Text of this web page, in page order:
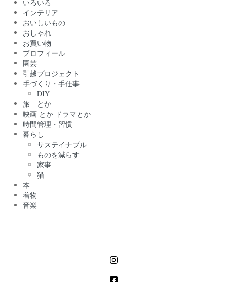
いろいろ
インテリア
おいしいもの
おしゃれ
お買い物
プロフィール
園芸
引越プロジェクト
手づくり・手仕事
DIY
旅 とか
映画 とか ドラマとか
時間管理・習慣
暮らし
サステイナブル
ものを減らす
家事
猫
本
着物
音楽